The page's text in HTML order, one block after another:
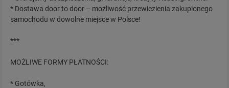
* Dostawa door to door – możliwość przewiezienia zakupionego
samochodu w dowolne miejsce w Polsce!
***
MOŻLIWE FORMY PŁATNOŚCI:
* Gotówka,